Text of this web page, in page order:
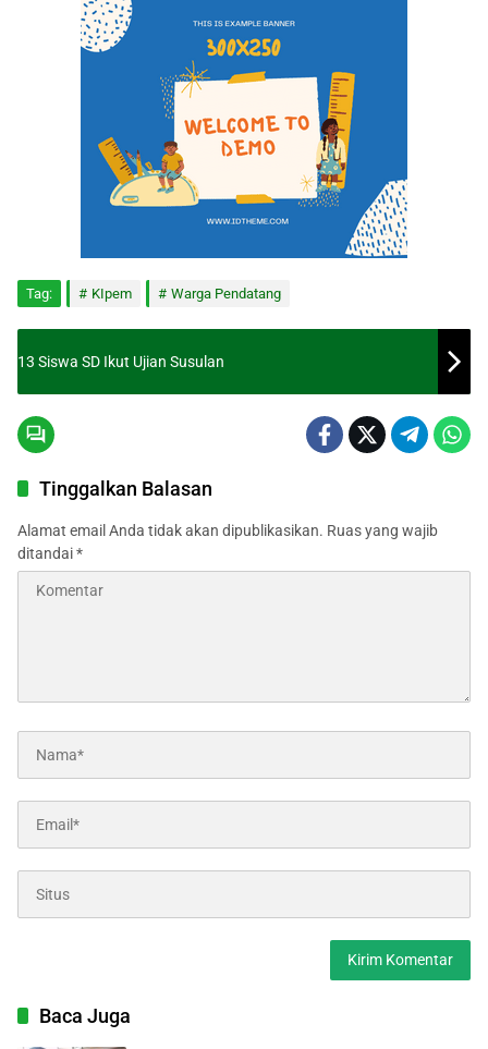
Tag: KIpem Warga Pendatang
13 Siswa SD Ikut Ujian Susulan
Tinggalkan Balasan
Alamat email Anda tidak akan dipublikasikan. Ruas yang wajib
ditandai*
Baca Juga